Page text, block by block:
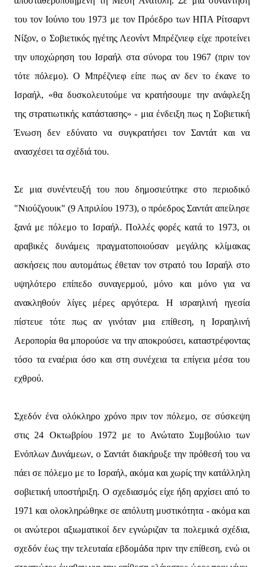
του τον Ιούνιο του 1973 με τον Πρόεδρο των ΗΠΑ Ρίτσαρντ
Νίξον, ο Σοβιετικός ηγέτης Λεονίντ Μπρέζνιεφ είχε προτείνει
την υποχώρηση του Ισραήλ στα σύνορα του 1967 (πριν τον
τότε πόλεμο). Ο Μπρέζνιεφ είπε πως αν δεν το έκανε το
Ισραήλ, «θα δυσκολευτούμε να κρατήσουμε την ανάφλεξη
της στρατιωτικής κατάστασης» - μια ένδειξη πως η Σοβιετική
Ένωση δεν εδύνατο να συγκρατήσει τον Σαντάτ και να
ανασχέσει τα σχέδιά του.
Σε μια συνέντευξή του που δημοσιεύτηκε στο περιοδικό
"Νιούζγουικ" (9 Απριλίου 1973), ο πρόεδρος Σαντάτ απείλησε
ξανά με πόλεμο το Ισραήλ. Πολλές φορές κατά το 1973, οι
αραβικές δυνάμεις πραγματοποιούσαν μεγάλης κλίμακας
ασκήσεις που αυτομάτως έθεταν τον στρατό του Ισραήλ στο
υψηλότερο επίπεδο συναγερμού, μόνο και μόνο για να
ανακληθούν λίγες μέρες αργότερα. Η ισραηλινή ηγεσία
πίστευε τότε πως αν γινόταν μια επίθεση, η Ισραηλινή
Αεροπορία θα μπορούσε να την αποκρούσει, καταστρέφοντας
τόσο τα εναέρια όσο και στη συνέχεια τα επίγεια μέσα του
εχθρού.
Σχεδόν ένα ολόκληρο χρόνο πριν τον πόλεμο, σε σύσκεψη
στις 24 Οκτωβρίου 1972 με το Ανώτατο Συμβούλιο των
Ενόπλων Δυνάμεων, ο Σαντάτ διακήρυξε την πρόθεσή του να
πάει σε πόλεμο με το Ισραήλ, ακόμα και χωρίς την κατάλληλη
σοβιετική υποστήριξη. Ο σχεδιασμός είχε ήδη αρχίσει από το
1971 και ολοκληρώθηκε σε απόλυτη μυστικότητα - ακόμα και
οι ανώτεροι αξιωματικοί δεν εγνώριζαν τα πολεμικά σχέδια,
σχεδόν έως την τελευταία εβδομάδα πριν την επίθεση, ενώ οι